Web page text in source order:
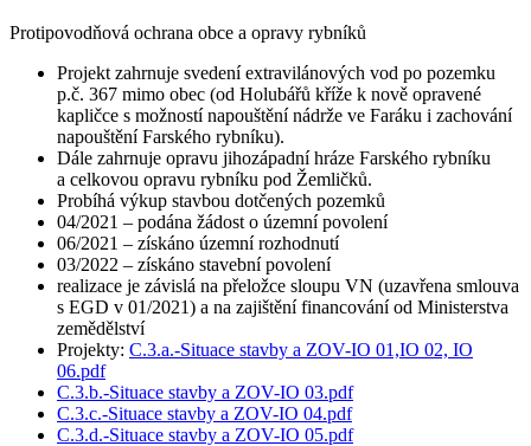
Protipovodňová ochrana obce a opravy rybníků
Projekt zahrnuje svedení extravilánových vod po pozemku
p.č. 367 mimo obec (od Holubářů kříže k nově opravené
kapličce s možností napouštění nádrže ve Faráku i zachování
napouštění Farského rybníku).
Dále zahrnuje opravu jihozápadní hráze Farského rybníku
a celkovou opravu rybníku pod Žemličků.
Probíhá výkup stavbou dotčených pozemků
04/2021 – podána žádost o územní povolení
06/2021 – získáno územní rozhodnutí
03/2022 – získáno stavební povolení
realizace je závislá na přeložce sloupu VN (uzavřena smlouva
s EGD v 01/2021) a na zajištění financování od Ministerstva
zemědělství
Projekty: C.3.a.-Situace stavby a ZOV-IO 01,IO 02, IO
06.pdf
C.3.b.-Situace stavby a ZOV-IO 03.pdf
C.3.c.-Situace stavby a ZOV-IO 04.pdf
C.3.d.-Situace stavby a ZOV-IO 05.pdf